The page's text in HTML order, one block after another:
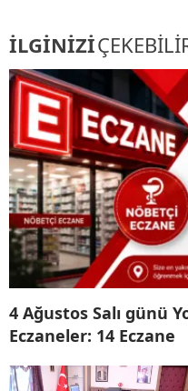
İLGİNİZİ
4 Ağustos Salı günü
Eczaneler: 14 Eczane